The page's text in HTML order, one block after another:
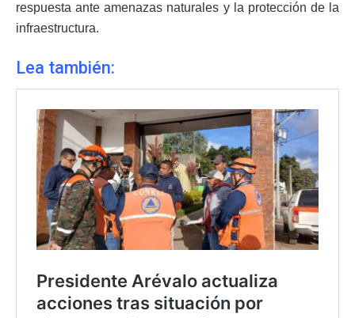
respuesta ante amenazas naturales y la protección de la
infraestructura.
Lea también: